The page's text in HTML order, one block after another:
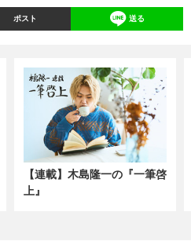
ポスト 送る
【連載】木島隆一の『一筆啓
上』